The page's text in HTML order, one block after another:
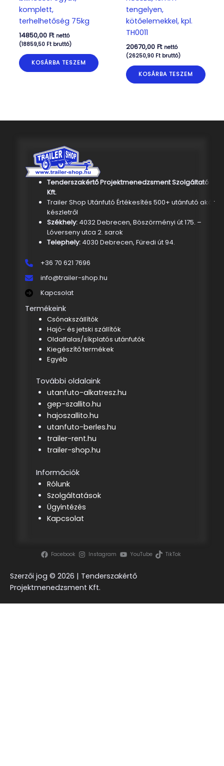
komplett,
terhelhetőség 75kg
14850,00 Ft nettó
(18859,50 Ftbruttó)
KOSÁRBA TESZEM
tengelyen,
kötőelemekkel, kpl.
TH0011
20670,00 Ft nettó
(26250,90 Ftbruttó)
KOSÁRBA TESZEM
Tenderszakértő Projektmenedzsment Szolgáltató
Kft.
Trailer Shop Utánfutó Értékesítés 500+ utánfutó akár
készletről
Székhely: 4032 Debrecen, Böszörményi út 175. –
Lóverseny utca 2. sarok
Telephely:4030 Debrecen, Füredi út 94.
+36 70 621 7696
info@trailer-shop.hu
Kapcsolat
Termékeink
Csónakszállítók
Hajó- és jetski szállítók
Oldalfalas/síkplatós utánfutók
Kiegészítő termékek
Egyéb
További oldalaink
utanfuto-alkatresz.hu
gep-szallito.hu
hajoszallito.hu
utanfuto-berles.hu
trailer-rent.hu
trailer-shop.hu
Információk
Rólunk
Szolgáltatások
Ügyintézés
Kapcsolat
Facebook Instagram YouTube TikTok
Szerzői jog © 2026 | Tenderszakértő
Projektmenedzsment Kft.